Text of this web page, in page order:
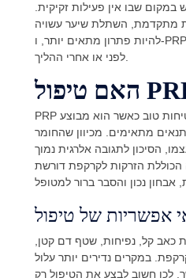
במקום שבו אין פעילות זקיקית.
מתקדמת, השתלת שיער עשויה
להיות פתרון מתאים יותר, ו-PRP יכול לשמש טיפול תומך
לפני או אחרי ההליך.
PRP נחשב לטיפול בעל פרופיל בטיחות טוב כאשר הוא מבוצע
מתאימים. מכיוון שהחומר
הסיכון לתגובה אלרגית נמוך
הזרקות לקרקפת דורשת
כאב קל, נפיחות, שטף דם קטן,
במקרים נדירים יותר עלול
לכן חשוב לבצע את הטיפול רק